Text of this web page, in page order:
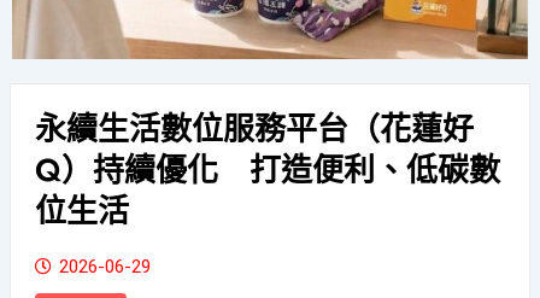
永續生活數位服務平台（花蓮好
Q）持續優化 打造便利、低碳數
位生活
2026-06-29